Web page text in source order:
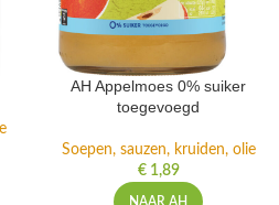
AH Appelmoes 0% suiker
Soepen, sauzen, kruiden, olie
€ 1,89